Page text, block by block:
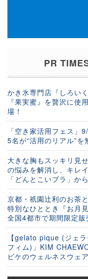
PR
かき氷専門店『しろい
『果実蜜』を贅沢に使
場！
「空き家活用フェス」
5名が“活用のリアル”を
大きな胸もスッキリ見
の悩みを解消し、キレ
「どんとこいブラ」か
京都・祇園辻利のお茶
特別なひととき『お月
全国4都市で期間限定販
【gelato pique (ジェ
フィム)」KIM
ピケのウェルネスウェ